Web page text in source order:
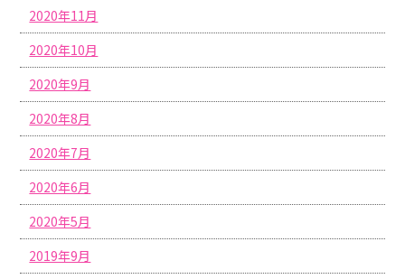
2020年11月
2020年10月
2020年9月
2020年8月
2020年7月
2020年6月
2020年5月
2019年9月